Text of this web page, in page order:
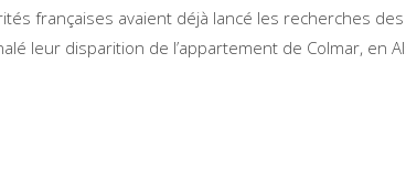
françaises avaient déjà lancé les recherches
leur disparition de l’appartement de Colmar, en